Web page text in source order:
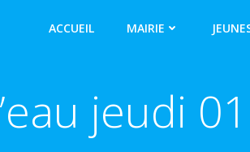
ACCUEIL MAIRIE
jeudi